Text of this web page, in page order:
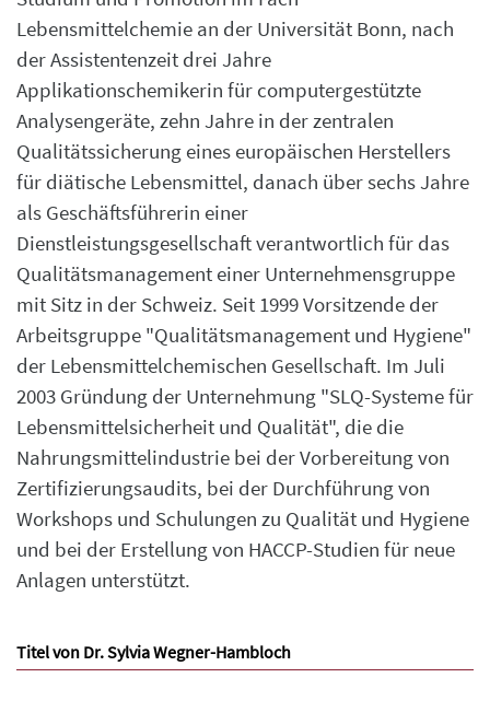
Lebensmittelchemie an der Universität Bonn, nach
der Assistentenzeit drei Jahre
Applikationschemikerin für computergestützte
Analysengeräte, zehn Jahre in der zentralen
Qualitätssicherung eines europäischen Herstellers
für diätische Lebensmittel, danach über sechs Jahre
als Geschäftsführerin einer
Dienstleistungsgesellschaft verantwortlich für das
Qualitätsmanagement einer Unternehmensgruppe
mit Sitz in der Schweiz. Seit 1999 Vorsitzende der
Arbeitsgruppe "Qualitätsmanagement und Hygiene"
der Lebensmittelchemischen Gesellschaft. Im Juli
2003 Gründung der Unternehmung "SLQ-Systeme für
Lebensmittelsicherheit und Qualität", die die
Nahrungsmittelindustrie bei der Vorbereitung von
Zertifizierungsaudits, bei der Durchführung von
Workshops und Schulungen zu Qualität und Hygiene
und bei der Erstellung von HACCP-Studien für neue
Anlagen unterstützt.
Titel von Dr. Sylvia Wegner-Hambloch